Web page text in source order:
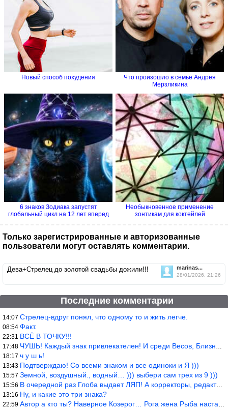
Новый способ похудения
Что произошло в семье Андрея
Мерзликина
6 знаков Зодиака запустят
глобальный цикл на 12 лет вперед
Необыкновенное применение
зонтикам для коктейлей
Только зарегистрированные и авторизованные
пользователи могут оставлять комментарии.
marinas...
28/01/2026, 21:26
Дева+Стрелец до золотой свадьбы дожили!!!
Последние комментарии
14:07 Стрелец-вдруг понял, что одному то и жить легче.
08:54 Факт.
22:31 ВСЁ В ТОЧКУ!!!
17:48 ЧУШЬ! Каждый знак привлекателен! И среди Весов, Близнецов встреч
18:17 ч у ш ь!
13:43 Подтверждаю! Со всеми знаком и все одиноки и Я )))
15:57 Земной, воздушный., водный… ))) выбери сам трех из 9 )))
15:56 В очередной раз Глоба выдает ЛЯП! А корректоры, редакторы пропус
13:16 Ну, и какие это три знака?
22:59 Автор а кто ты? Наверное Козерог… Рога жена Рыба наставила ))